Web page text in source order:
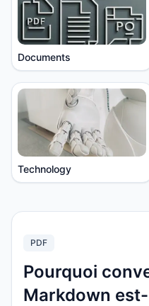
Documents
Technology
PDF
Pourquoi
Markdown